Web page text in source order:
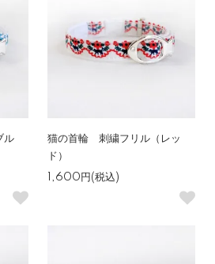
ル
猫の首輪 刺繍フリル（レッ
ド）
1,600円(税込)